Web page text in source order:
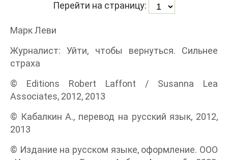
Перейти на страницу:
Марк Леви
Журналист: Уйти, чтобы вернуться. Сильнее
страха
© Editions Robert Laffont / Susanna Lea
Associates, 2012, 2013
© Кабалкин А., перевод на русский язык, 2012,
2013
© Издание на русском языке, оформление. ООО